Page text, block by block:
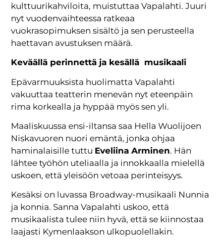
kulttuurikahviloita, muistuttaa Vapalahti. Juuri
nyt vuodenvaihteessa ratkeaa
vuokrasopimuksen sisältö ja sen perusteella
haettavan avustuksen määrä.
Keväällä perinnettä ja kesällä musikaali
Epävarmuuksista huolimatta Vapalahti
vakuuttaa teatterin menevän nyt eteenpäin
rima korkealla ja hyppää myös sen yli.
Maaliskuussa ensi-iltansa saa Hella Wuolijoen
Niskavuoren nuori emäntä, jonka ohjaa
haminalaisille tuttu Eveliina Arminen. Hän
lähtee työhön uteliaalla ja innokkaalla mielellä
uskoen, että yleisöön vetoaa perinteisyys.
Kesäksi on luvassa Broadway-musikaali Nunnia
ja konnia. Sanna Vapalahti uskoo, että
musikaalista tulee niin hyvä, että se kiinnostaa
laajasti Kymenlaakson ulkopuolellakin.